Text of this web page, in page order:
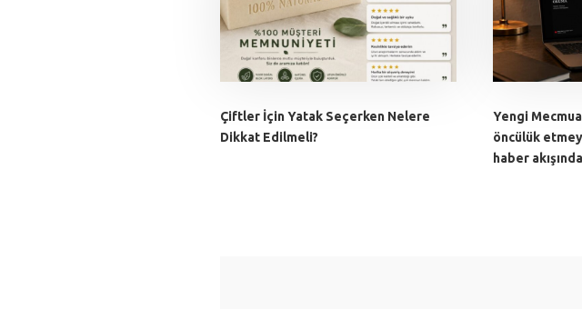
Çiftler İçin Yatak Seçerken Nelere
Dikkat Edilmeli?
Yengi
öncülük
haber